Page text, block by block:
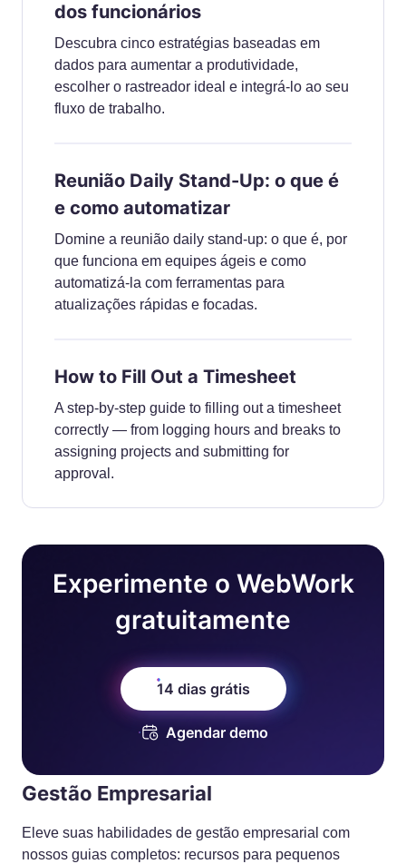
dos funcionários
Descubra cinco estratégias baseadas em
dados para aumentar a produtividade,
escolher o rastreador ideal e integrá-lo ao seu
fluxo de trabalho.
Reunião Daily Stand-Up: o que é
e como automatizar
Domine a reunião daily stand-up: o que é, por
que funciona em equipes ágeis e como
automatizá-la com ferramentas para
atualizações rápidas e focadas.
How to Fill Out a Timesheet
A step-by-step guide to filling out a timesheet
correctly — from logging hours and breaks to
assigning projects and submitting for
approval.
Experimente o WebWork
gratuitamente
14 dias grátis
Agendar demo
Gestão Empresarial
Eleve suas habilidades de gestão empresarial com
nossos guias completos: recursos para pequenos